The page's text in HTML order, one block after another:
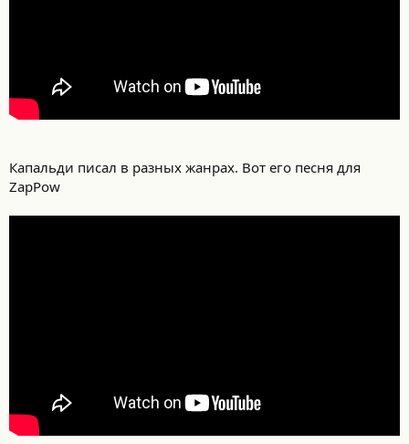
Капальди писал в разных жанрах. Вот его песня для
ZapPow